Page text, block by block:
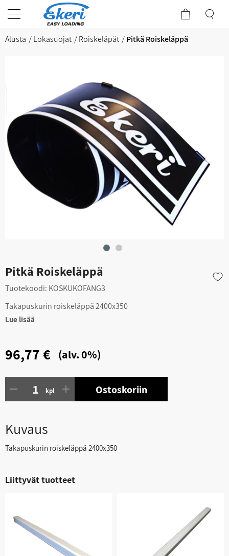
Alusta Lokasuojat Roiskeläpät Pitkä Roiskeläppä
Pitkä Roiskeläppä
Tuotekoodi: KOSKUKOFANG3
Takapuskurin roiskeläppä 2400x350
Lue lisää
96,77 € (alv. 0%)
kpl Ostoskoriin
Kuvaus
Takapuskurin roiskeläppä 2400x350
Liittyvät tuotteet